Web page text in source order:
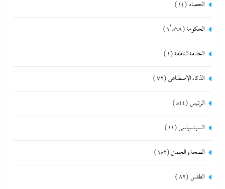
الحصاد (14)
الحكومة(1٬568)
الخدمة الناطقة(1)
الذكاء الإصطناعي (72)
الرئيس (544)
السينسياسي (11)
الصحة و الجمال (152)
الطقس (82)